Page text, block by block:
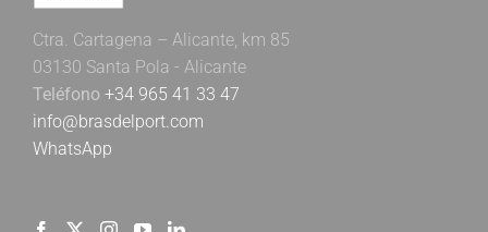
Ctra. Cartagena – Alicante, km 85
03130 Santa Pola - Alicante
Teléfono +34 965 41 33 47
info@brasdelport.com
WhatsApp